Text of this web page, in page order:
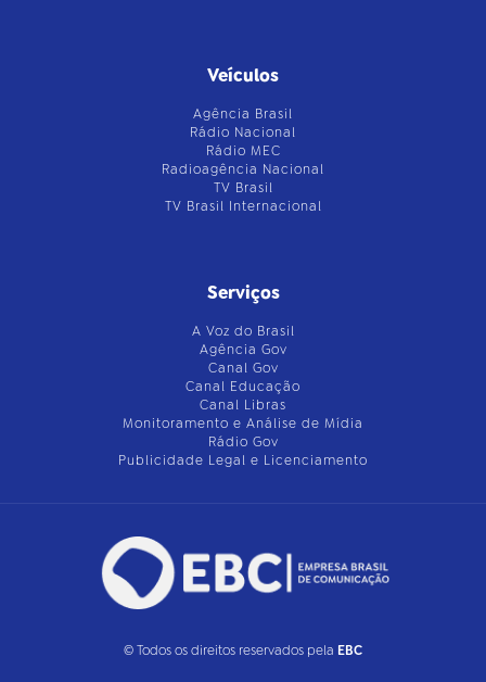
Veículos
Agência Brasil
Rádio Nacional
Rádio MEC
Radioagência Nacional
TV Brasil
TV Brasil Internacional
Serviços
A Voz do Brasil
Agência Gov
Canal Gov
Canal Educação
Canal Libras
Monitoramento e Análise de Mídia
Rádio Gov
Publicidade Legal e Licenciamento
© Todos os direitos reservados pela EBC